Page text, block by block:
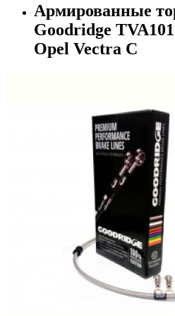
Армированные
Goodridge
Opel Vectra C